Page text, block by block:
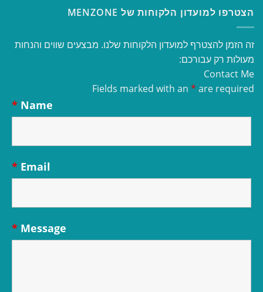
הצטרפו למועדון הלקוחות של MENZONE
זה הזמן להצטרף למועדון הלקוחות שלנו. מבצעים שווים והנחות
מעולות רק עבורכם:
Contact Me
Fields marked with an * are required
Name
*
Email
*
Message
*